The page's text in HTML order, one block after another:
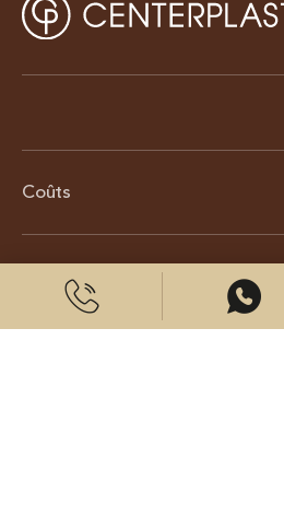
Coûts
À propos de nous